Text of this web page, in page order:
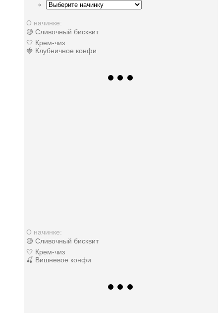
О начинке:
🟡 Сливочный бисквит
🤍 Крем-чиз
🍓 Клубничное конфи
О начинке:
🟡 Сливочный бисквит
🤍 Крем-чиз
🍒 Вишневое конфи